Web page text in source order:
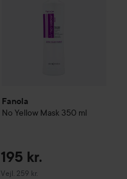
Fanola
No Yellow Mask 350 ml
195 kr.
Vejl. 259 kr.
Vejledende pris 259 kr.